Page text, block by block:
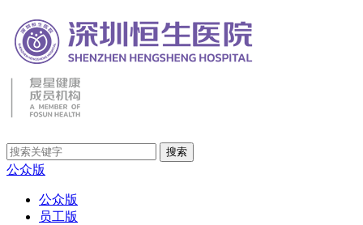
公众版
公众版
员工版